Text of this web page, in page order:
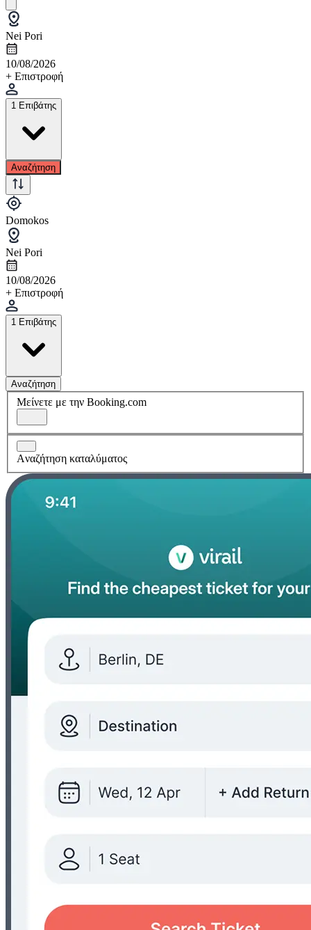
Nei Pori
10/08/2026
+ Επιστροφή
1 Επιβάτης
Αναζήτηση
Domokos
Nei Pori
10/08/2026
+ Επιστροφή
1 Επιβάτης
Αναζήτηση
Μείνετε με την Booking.com
Aναζήτηση καταλύματος